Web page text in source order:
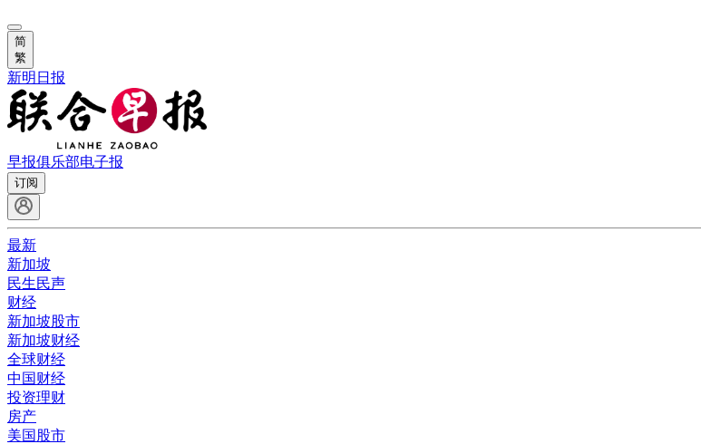
简
繁
新明日报
早报俱乐部电子报
订阅
最新
新加坡
民生民声
财经
新加坡股市
新加坡财经
全球财经
中国财经
投资理财
房产
美国股市